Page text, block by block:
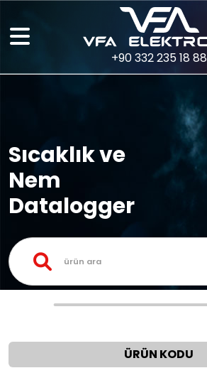
+90 332 235 18 88
Sıcaklık ve
Nem
Datalogger
ÜRÜN KODU